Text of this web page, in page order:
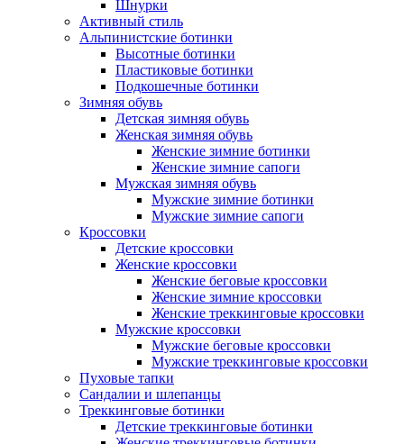
Шнурки
Активный стиль
Альпинистские ботинки
Высотные ботинки
Пластиковые ботинки
Подкошечные ботинки
Зимняя обувь
Детская зимняя обувь
Женская зимняя обувь
Женские зимние ботинки
Женские зимние сапоги
Мужская зимняя обувь
Мужские зимние ботинки
Мужские зимние сапоги
Кроссовки
Детские кроссовки
Женские кроссовки
Женские беговые кроссовки
Женские зимние кроссовки
Женские треккинговые кроссовки
Мужские кроссовки
Мужские беговые кроссовки
Мужские треккинговые кроссовки
Пуховые тапки
Сандалии и шлепанцы
Треккинговые ботинки
Детские треккинговые ботинки